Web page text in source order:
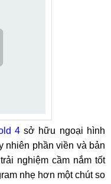
4sở hữu ngoại hình
nhiên phần viền và bản
nghiệm cầm nắm tốt
nhẹ hơn một chút so